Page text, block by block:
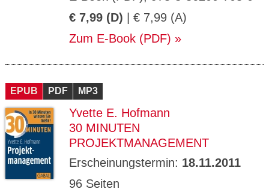
€ 7,99 (D) | € 7,99 (A)
Zum E-Book (PDF)
EPUB PDF MP3
Yvette E. Hofmann
30 MINUTEN
PROJEKTMANAGEMENT
Erscheinungstermin: 18.11.2011
96 Seiten